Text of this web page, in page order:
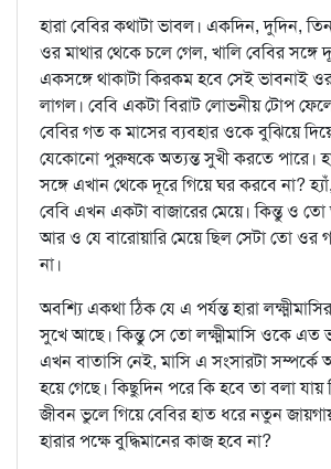
হারা বেবির কথাটা ভাবল। একদিন, দুদিন,
ওর মাথার থেকে চলে গেল, খালি বেবির সঙ্গে
একসঙ্গে থাকাটা কিরকম হবে সেই ভাবনাই
লাগল। বেবি একটা বিরাট লোভনীয় টোপ
বেবির গত ক মাসের ব্যবহার ওকে বুঝিয়ে
যেকোনো পুরুষকে অত্যন্ত সুখী করতে পারে।
সঙ্গে এখান থেকে দূরে গিয়ে ঘর করবে না?
বেবি এখন একটা বাজারের মেয়ে। কিন্তু ও
আর ও যে বারোয়ারি মেয়ে ছিল সেটা তো ওর
না।
অবশ্যি একথা ঠিক যে এ পর্যন্ত হারা
সুখে আছে। কিন্তু সে তো লক্ষ্মীমাসি ওকে এত
এখন বাতাসি নেই, মাসি এ সংসারটা সম্পর্কে
হয়ে গেছে। কিছুদিন পরে কি হবে তা বলা
জীবন ভুলে গিয়ে বেবির হাত ধরে নতুন
হারার পক্ষে বুদ্ধিমানের কাজ হবে না?